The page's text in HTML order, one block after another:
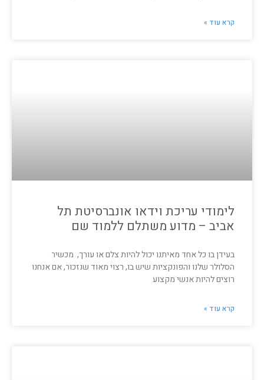
קרא עוד »
לימודי עריכת וידאו אונברסיטת תל
אביב – מדוע משתלם ללמוד שם
בעידן בו כל אחד מאיתנו יכול להיות צלם או עורך, מכשיר
הסלולר שלנו והפונקציות שיש בו, רצוי מאוד שנזכור, אם אנחנו
רוצים להיות אנשי מקצוע
קרא עוד »